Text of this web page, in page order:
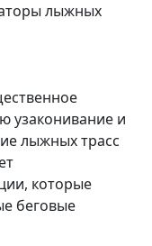
узаконивание и
лыжных трасс
которые
беговые